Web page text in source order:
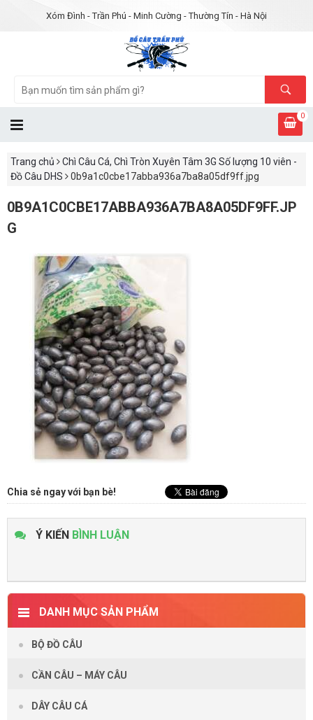
Xóm Đình - Trần Phú - Minh Cường - Thường Tín - Hà Nội
0
Trang chủ
Chì Câu Cá, Chì Tròn Xuyên Tâm 3G Số lượng 10 viên -
Đồ Câu DHS
0b9a1c0cbe17abba936a7ba8a05df9ff.jpg
0B9A1C0CBE17ABBA936A7BA8A05DF9FF.JP
G
Chia sẻ ngay với bạn bè!
Ý KIẾN BÌNH LUẬN
DANH MỤC SẢN PHẨM
BỘ ĐỒ CÂU
CẦN CÂU – MÁY CÂU
DÂY CÂU CÁ